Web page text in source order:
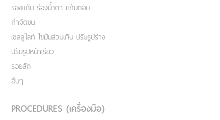
ร่องแก้ม ร่องน้ำตา แก้มตอบ
กำจัดขน
เชลลูไลท์ ไขมันส่วนเกิน ปรับรูปร่าง
ปรับรูปหน้าเรียว
รอยสัก
อื่นๆ
PROCEDURES (เครื่องมือ)